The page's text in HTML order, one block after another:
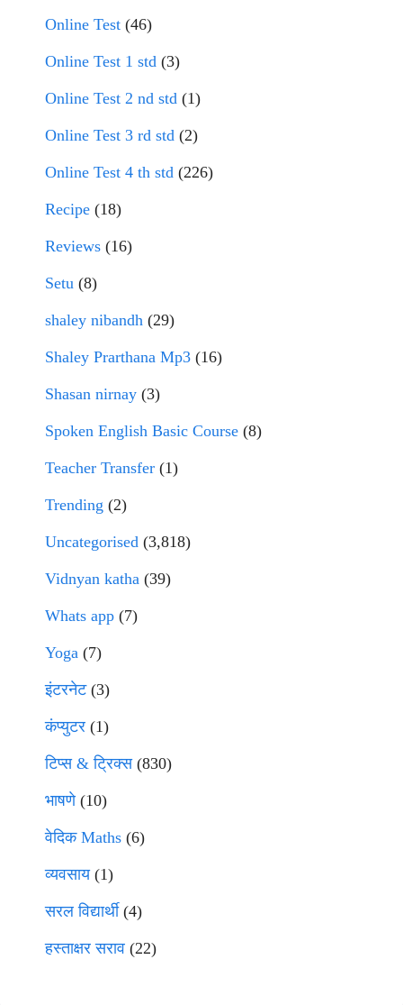
Online Test (46)
Online Test 1 std (3)
Online Test 2 nd std (1)
Online Test 3 rd std (2)
Online Test 4 th std (226)
Recipe (18)
Reviews (16)
Setu (8)
shaley nibandh (29)
Shaley Prarthana Mp3 (16)
Shasan nirnay (3)
Spoken English Basic Course (8)
Teacher Transfer (1)
Trending (2)
Uncategorised (3,818)
Vidnyan katha (39)
Whats app (7)
Yoga (7)
इंटरनेट(3)
कंप्युटर (1)
टिप्स & ट्रिक्स(830)
भाषणे(10)
वेदिक Maths (6)
व्यवसाय(1)
सरल विद्यार्थी(4)
हस्ताक्षर सराव (22)